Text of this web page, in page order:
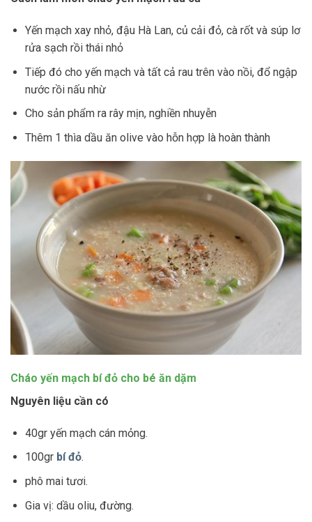
Yến mạch xay nhỏ, đậu Hà Lan, củ cải đỏ, cà rốt và súp lơ
rửa sạch rồi thái nhỏ
Tiếp đó cho yến mạch và tất cả rau trên vào nồi, đổ ngập
nước rồi nấu nhừ
Cho sản phẩm ra rây mịn, nghiền nhuyễn
Thêm 1 thìa dầu ăn olive vào hỗn hợp là hoàn thành
Cháo yến mạch bí đỏ cho bé ăn dặm
Nguyên liệu cần có
40gr yến mạch cán mỏng.
100gr bí đỏ.
phô mai tươi.
Gia vị: dầu oliu, đường.